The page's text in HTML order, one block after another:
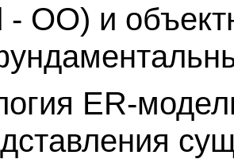
- OO) и
ER-